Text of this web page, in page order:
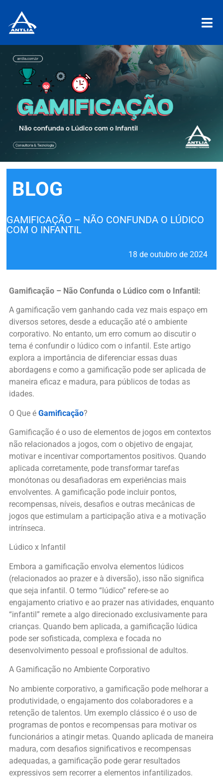
BLOG
GAMIFICAÇÃO – NÃO CONFUNDA O LÚDICO
COM O INFANTIL
18 de outubro de 2024
Gamificação – Não Confunda o Lúdico com o Infantil:
A gamificação vem ganhando cada vez mais espaço em
diversos setores, desde a educação até o ambiente
corporativo. No entanto, um erro comum ao discutir o
tema é confundir o lúdico com o infantil. Este artigo
explora a importância de diferenciar essas duas
abordagens e como a gamificação pode ser aplicada de
maneira eficaz e madura, para públicos de todas as
idades.
O Que é Gamificação?
Gamificação é o uso de elementos de jogos em contextos
não relacionados a jogos, com o objetivo de engajar,
motivar e incentivar comportamentos positivos. Quando
aplicada corretamente, pode transformar tarefas
monótonas ou desafiadoras em experiências mais
envolventes. A gamificação pode incluir pontos,
recompensas, níveis, desafios e outras mecânicas de
jogos que estimulam a participação ativa e a motivação
intrínseca.
Lúdico x Infantil
Embora a gamificação envolva elementos lúdicos
(relacionados ao prazer e à diversão), isso não significa
que seja infantil. O termo “lúdico” refere-se ao
engajamento criativo e ao prazer nas atividades, enquanto
“infantil” remete a algo direcionado exclusivamente para
crianças. Quando bem aplicada, a gamificação lúdica
pode ser sofisticada, complexa e focada no
desenvolvimento pessoal e profissional de adultos.
A Gamificação no Ambiente Corporativo
No ambiente corporativo, a gamificação pode melhorar a
produtividade, o engajamento dos colaboradores e a
retenção de talentos. Um exemplo clássico é o uso de
programas de pontos e recompensas para motivar os
funcionários a atingir metas. Quando aplicada de maneira
madura, com desafios significativos e recompensas
adequadas, a gamificação pode gerar resultados
expressivos sem recorrer a elementos infantilizados.